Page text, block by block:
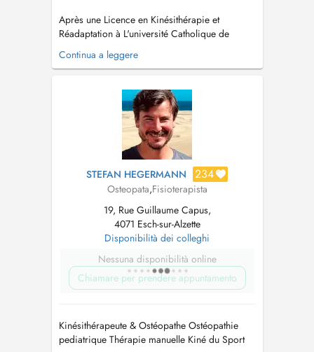
Après une Licence en Kinésithérapie et
Réadaptation à L'université Catholique de
Louvain (UCL)achevée en 2001, j'ai poursuivi
une formation au Sutherland College of
Ostéopathe D.O. en 2007....
Continua a leggere
STEFAN HEGERMANN 234
Osteopata,Fisioterapista
19, Rue Guillaume Capus,
4071 Esch-sur-Alzette
Disponibilità dei colleghi
Nessuna disponibilità online
Chiamare per prendere appuntamento
Kinésithérapeute & Ostéopathe Ostéopathie
pediatrique Thérapie manuelle Kiné du Sport